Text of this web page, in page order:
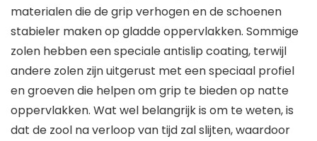
materialen die de grip verhogen en de schoenen
stabieler maken op gladde oppervlakken. Sommige
zolen hebben een speciale antislip coating, terwijl
andere zolen zijn uitgerust met een speciaal profiel
en groeven die helpen om grip te bieden op natte
oppervlakken. Wat wel belangrijk is om te weten, is
dat de zool na verloop van tijd zal slijten, waardoor